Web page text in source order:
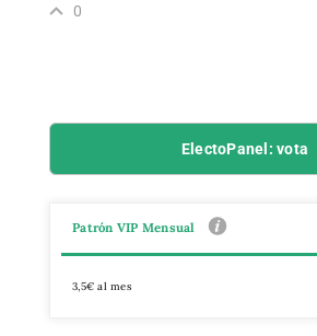
0
ElectoPanel: vota
Patrón VIP Mensual
3,5€ al mes